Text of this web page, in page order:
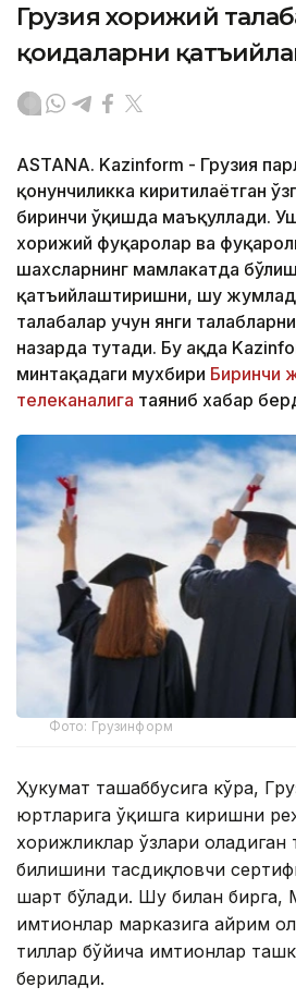
Грузия хорижий
қоидаларни
ASTANA. Kazinform - Грузия
қонунчиликка киритилаётган
биринчи ўқишда маъқуллади.
хорижий фуқаролар ва
шахсларнинг мамлакатда
қатъийлаштиришни, шу
талабалар учун янги
назарда тутади. Бу ҳақда
минтақадаги мухбири Биринчи
телеканалига таяниб хабар
Фото: Грузинформ
Ҳукумат ташаббусига кўра,
юртларига ўқишга киришни
хорижликлар ўзлари оладиган
билишини тасдиқловчи
шарт бўлади. Шу билан бирга,
имтиҳонлар марказига айрим
тиллар бўйича имтиҳонлар
берилади.